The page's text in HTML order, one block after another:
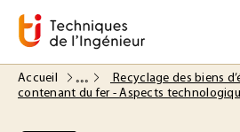
Accueil
Recyclage des biens
contenant du fer - Aspects